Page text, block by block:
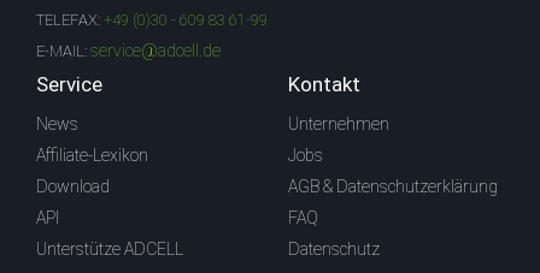
TELEFAX: +49 (0)30 - 609 83 61-99
E-MAIL: service@adcell.de
Service
News
Affiliate-Lexikon
Download
API
Unterstütze ADCELL
Kontakt
Unternehmen
Jobs
AGB & Datenschutzerklärung
FAQ
Datenschutz